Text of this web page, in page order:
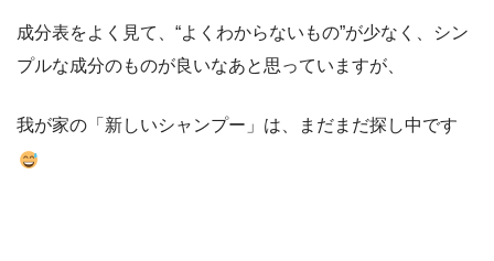
成分表をよく見て、“よくわからないもの”が少なく、シン
プルな成分のものが良いなあと思っていますが、
我が家の「新しいシャンプー」は、まだまだ探し中です